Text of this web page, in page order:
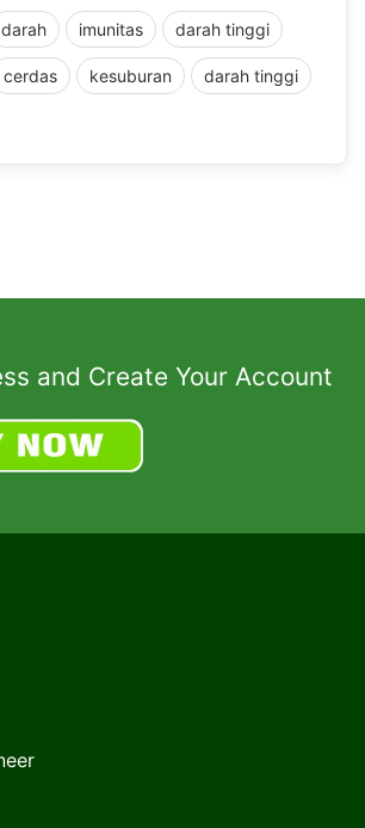
darah imunitas darah tinggi
cerdas kesuburan darah tinggi
and Create Your Account